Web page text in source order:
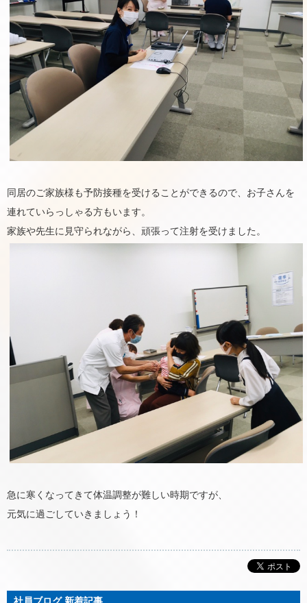
同居のご家族様も予防接種を受けることができるので、お子さんを
連れていらっしゃる方もいます。
家族や先生に見守られながら、頑張って注射を受けました。
急に寒くなってきて体温調整が難しい時期ですが、
元気に過ごしていきましょう！